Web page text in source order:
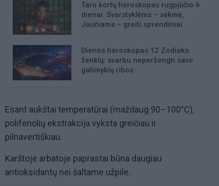
Taro kortų horoskopas rugpjūčio 6
dienai: Svarstyklėms – sėkmė,
Jaučiams – greiti sprendimai
Dienos horoskopas 12 Zodiako
ženklų: svarbu neperžengti savo
galimybių ribos
Esant aukštai temperatūrai (maždaug 90–100°C),
polifenolių ekstrakcija vyksta greičiau ir
pilnavertiškiau.
Karštoje arbatoje paprastai būna daugiau
antioksidantų nei šaltame užpile.